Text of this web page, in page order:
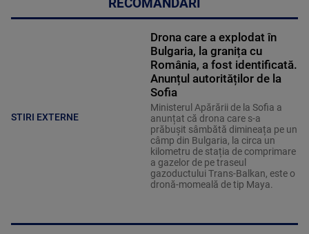
RECOMANDĂRI
STIRI EXTERNE
Drona care a explodat în
Bulgaria, la granița cu
România, a fost identificată.
Anunțul autorităților de la
Sofia
Ministerul Apărării de la Sofia a
anunțat că drona care s-a
prăbușit sâmbătă dimineața pe un
câmp din Bulgaria, la circa un
kilometru de stația de comprimare
a gazelor de pe traseul
gazoductului Trans-Balkan, este o
dronă-momeală de tip Maya.